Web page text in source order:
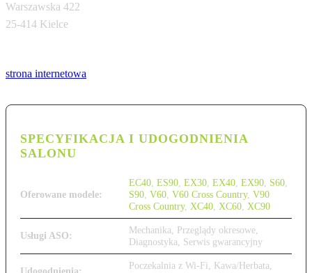
Warszawska 422
25-414 Kielce
strona internetowa
SPECYFIKACJA I UDOGODNIENIA
SALONU
Oferowane modele:
EC40 ES90 EX30 EX40 EX90 S60
S90 V60 V60 Cross Country, V90
Cross Country, XC40 XC60 XC90
Usługi ASO:
Mechanika, Przeglądy okresowe,
Diagnostyka, Serwis gwarancyjny
Udogodnienia:
Poczekalnia z Wi-Fi, Kawa/Herbata,